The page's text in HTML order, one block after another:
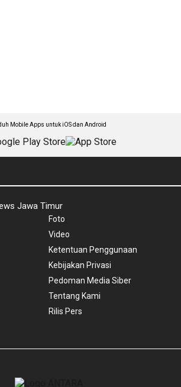
Mobile Apps untuk iOS dan Android
Jawa Timur
Foto
Video
Ketentuan Penggunaan
Kebijakan Privasi
Pedoman Media Siber
Tentang Kami
Rilis Pers